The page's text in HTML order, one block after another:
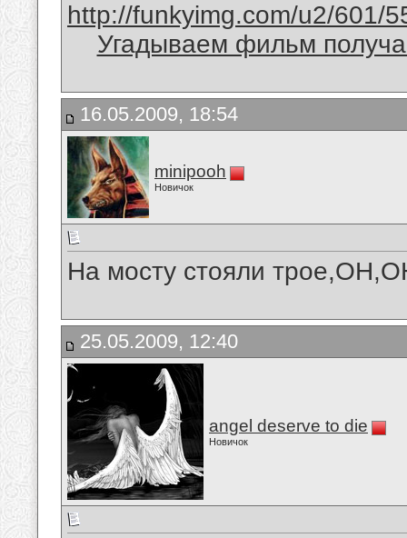
http://funkyimg.com/u2/601/
Угадываем фильм
16.05.2009, 18:54
minipooh
Новичок
На мосту стояли
25.05.2009, 12:40
angel deserve to die
Новичок